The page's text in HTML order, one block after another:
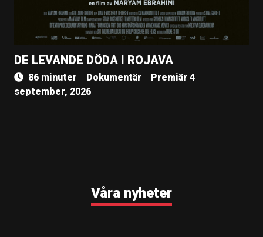
DE LEVANDE DÖDA I ROJAVA
86 minuter Dokumentär
Premiär 4
september, 2026
Våra nyheter